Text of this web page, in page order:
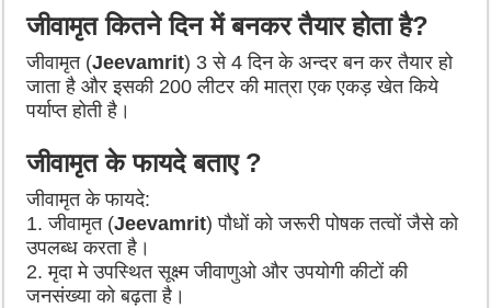
जीवामृत कितने दिन में बनकर तैयार होता है?
जीवामृत (Jeevamrit) 3 से 4 दिन के अन्दर बन कर तैयार हो
जाता है और इसकी 200 लीटर की मात्रा एक एकड़ खेत किये
पर्याप्त होती है।
जीवामृत के फायदे बताए ?
जीवामृत के फायदे:
1. जीवामृत (Jeevamrit) पौधों को जरूरी पोषक तत्वों जैसे को
उपलब्ध करता है।
2. मृदा मे उपस्थित सूक्ष्म जीवाणुओ और उपयोगी कीटों की
जनसंख्या को बढ़ता है।